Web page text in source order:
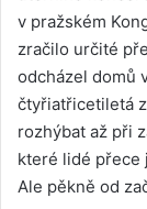
v pražském
zračilo určité
odcházel domů
čtyřiatřicetiletá
rozhýbat až při
které lidé přece
Ale pěkně od